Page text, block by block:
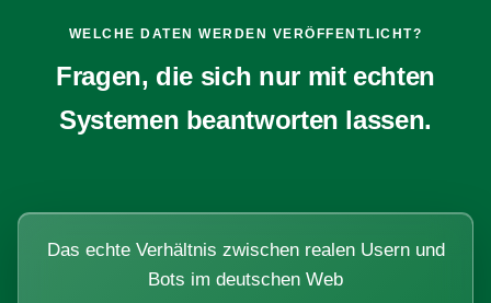
WELCHE DATEN WERDEN VERÖFFENTLICHT?
Fragen, die sich nur mit echten
Systemen beantworten lassen.
Das echte Verhältnis zwischen realen Usern und
Bots im deutschen Web